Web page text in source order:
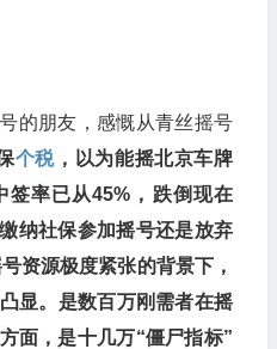
的朋友，感慨从青丝摇号
个税 ，以为能摇北京车牌
签率已从45%，跌倒现在
纳社保参加摇号还是放弃
资源极度紧张的背景下，
显。是数百万刚需者在摇
面，是十几万“僵尸指标”